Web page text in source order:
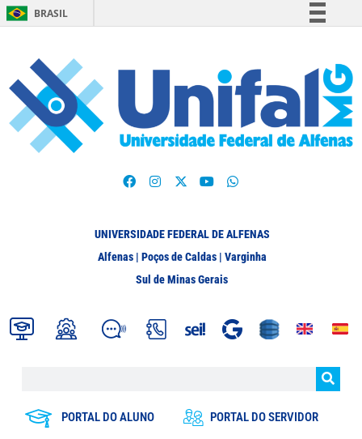
BRASIL
Participe
Acesso à informação
Legislação
UNIVERSIDADE FEDERAL DE ALFENAS
Alfenas | Poços de Caldas | Varginha
Sul de Minas Gerais
PORTAL DO ALUNO PORTAL DO SERVIDOR